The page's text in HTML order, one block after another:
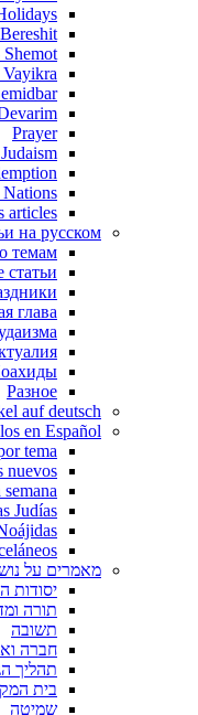
Prayer
Nations
articles
на русском
темам
глава
Разное
auf deutsch
en Español
tema
nuevos
semana
Judías
מאמרים על
יסודות
תורה
תשובה
חברה
תהליך
בית
שמיטה